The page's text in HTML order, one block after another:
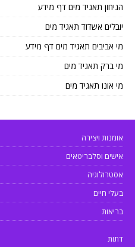
הגיחון תאגיד מים דף מידע
יובלים אשדוד תאגיד מים
מי אביבים תאגיד מים דף מידע
מי ברק תאגיד מים
מי אונו תאגיד מים
אומנות ויצירה
אישים וסלבריטאים
אסטרולוגיה
בעלי חיים
בריאות
דתות